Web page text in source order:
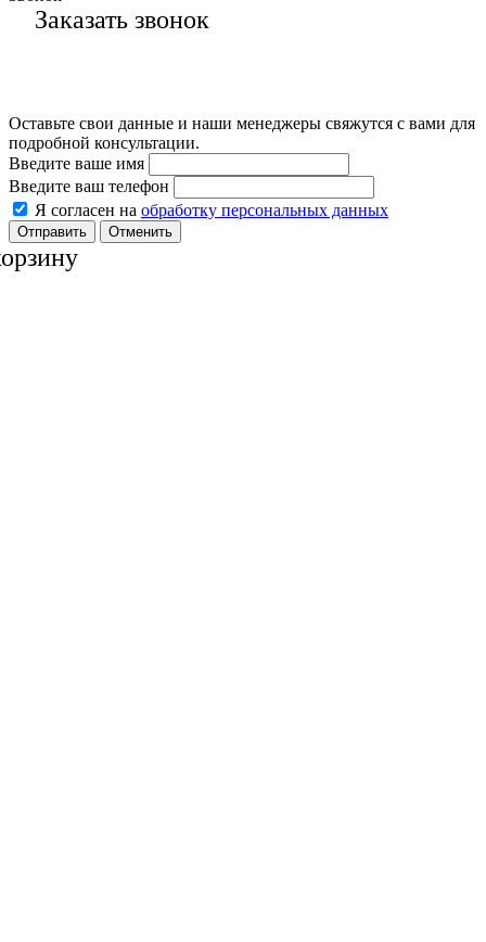
Заказать звонок
Оставьте свои данные и наши менеджеры свяжутся с вами для
подробной консультации.
Введите ваше имя
Введите ваш телефон
Я согласен на обработку персональных данных
Отменить